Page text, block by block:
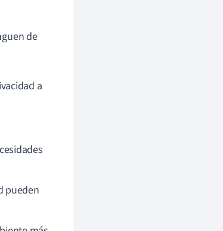
de
a
pueden